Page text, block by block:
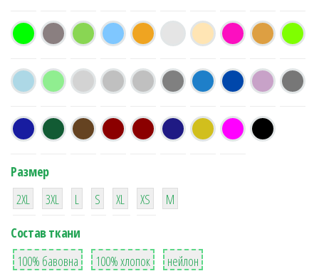
Размер
38
2XL
16
3XL
42
L
42
S
42
XL XS
М
Состав ткани
8
100% бавовна
36
100% хлопок
2
нейлон